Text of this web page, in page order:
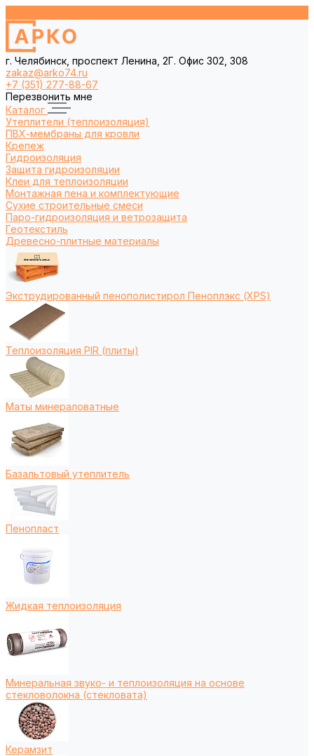
г. Челябинск, проспект Ленина, 2Г. Офис 302, 308
zakaz@arko74.ru
+7 (351) 277-88-67
Перезвонить мне
Каталог
Утеплители (теплоизоляция)
ПВХ-мембраны для кровли
Крепеж
Гидроизоляция
Защита гидроизоляции
Клеи для теплоизоляции
Монтажная пена и комплектующие
Сухие строительные смеси
Паро-гидроизоляция и ветрозащита
Геотекстиль
Древесно-плитные материалы
Экструдированный пенополистирол Пеноплэкс (XPS)
Теплоизоляция PIR (плиты)
Маты минераловатные
Базальтовый утеплитель
Пенопласт
Жидкая теплоизоляция
Минеральная звуко- и теплоизоляция на основе
стекловолокна (стекловата)
Керамзит